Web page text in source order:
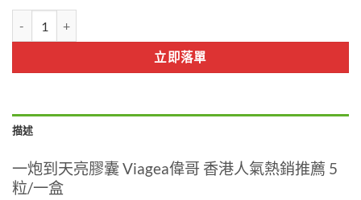
price
was:
$400.$299.立即落單
描述
一炮到天亮膠囊 Viagea偉哥 香港人氣熱銷推薦 5
粒/一盒